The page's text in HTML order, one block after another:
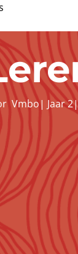
Vmbo| Jaar 2